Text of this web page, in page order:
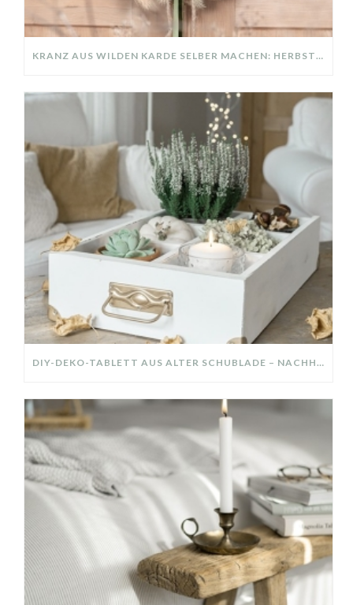
KRANZ AUS WILDEN KARDE SELBER MACHEN: HERBSTDEKO GANZ EINFACH
DIY-DEKO-TABLETT AUS ALTER SCHUBLADE – NACHHALTIGE HERBSTDEKO SELBER MACHEN!